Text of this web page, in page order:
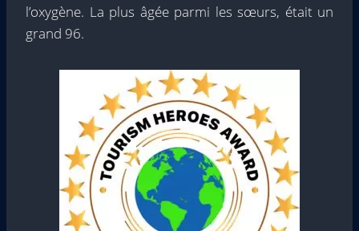
l’oxygène. La plus âgée parmi les sœurs, était un
grand 96.